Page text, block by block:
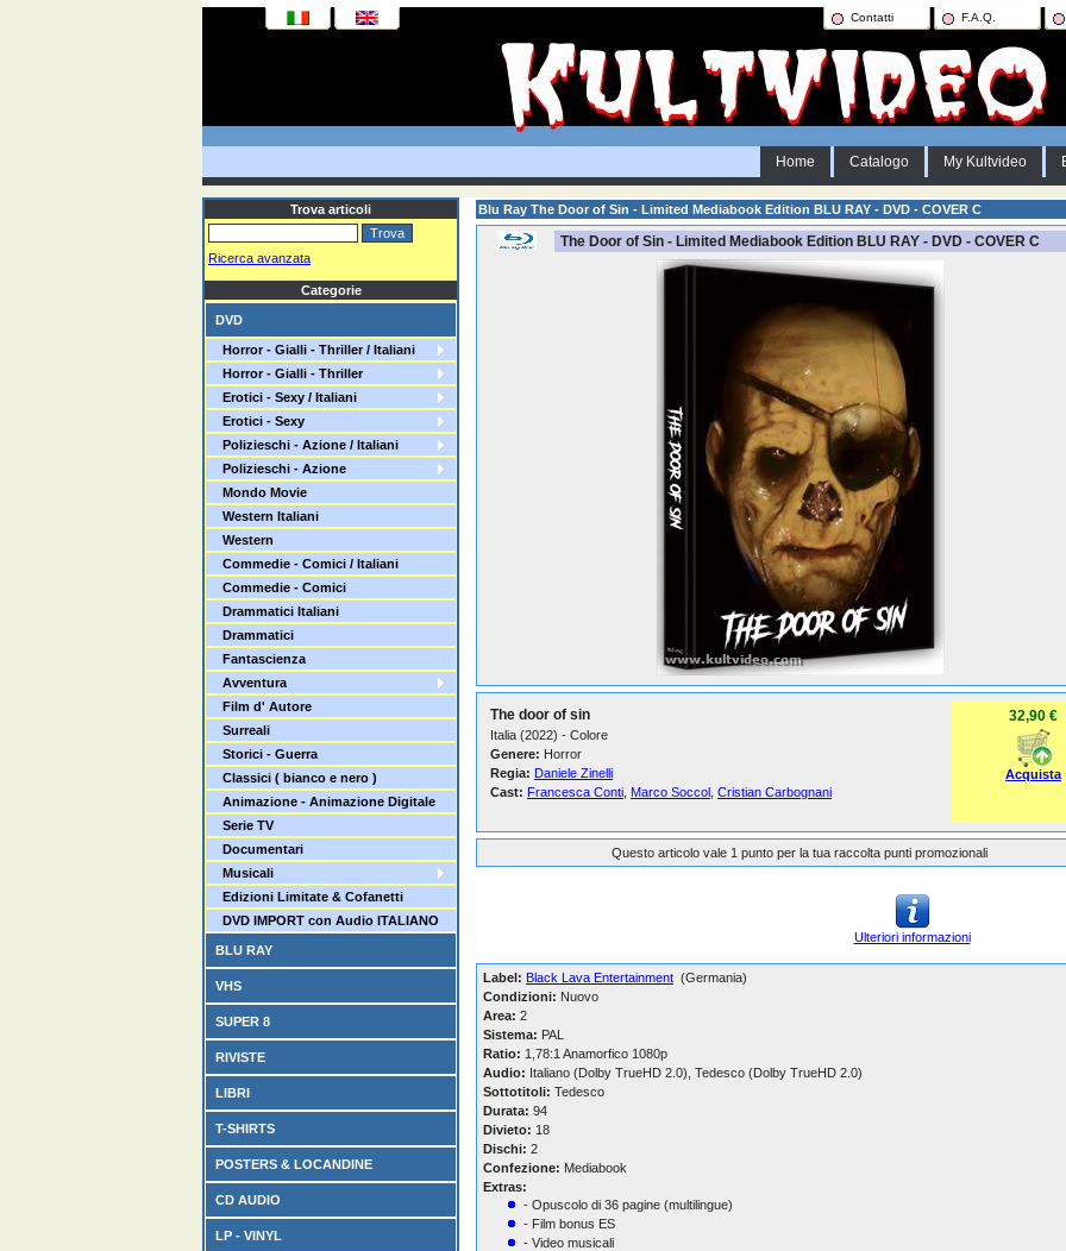
Contatti F.A.Q.
Home Catalogo My Kultvideo
Trova articoli
Ricerca avanzata
Categorie
DVD
Horror - Gialli - Thriller / Italiani
Horror - Gialli - Thriller
Erotici - Sexy / Italiani
Erotici - Sexy
Polizieschi - Azione / Italiani
Polizieschi - Azione
Mondo Movie
Western Italiani
Western
Commedie - Comici / Italiani
Commedie - Comici
Drammatici Italiani
Drammatici
Fantascienza
Avventura
Film d' Autore
Surreali
Storici - Guerra
Classici ( bianco e nero )
Animazione - Animazione Digitale
Serie TV
Documentari
Musicali
Edizioni Limitate & Cofanetti
DVD IMPORT con Audio ITALIANO
BLU RAY
VHS
SUPER 8
RIVISTE
LIBRI
T-SHIRTS
POSTERS & LOCANDINE
CD AUDIO
LP - VINYL
Blu Ray The Door of Sin - Limited Mediabook Edition BLU RAY - DVD - COVER C
The Door of Sin - Limited Mediabook Edition BLU RAY - DVD - COVER C
The door of sin
Italia (2022) - Colore
Genere: Horror
Regia: Daniele Zinelli
Cast: Francesca Conti Marco Soccol Cristian Carbognani
32,90 €
Acquista
Questo articolo vale 1 punto per la tua raccolta punti promozionali
Ulteriori informazioni
Label: Black Lava Entertainment (Germania)
Condizioni: Nuovo
Area: 2
Sistema: PAL
Ratio: 1,78:1 Anamorfico 1080p
Audio: Italiano (Dolby TrueHD 2.0), Tedesco (Dolby TrueHD 2.0)
Sottotitoli: Tedesco
Durata: 94
Divieto: 18
Dischi: 2
Confezione: Mediabook
Extras:
- Opuscolo di 36 pagine (multilingue)
- Film bonus ES
- Video musicali